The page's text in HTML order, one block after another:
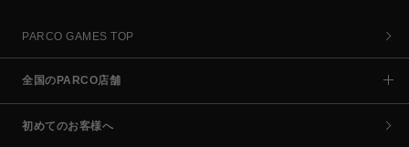
PARCO GAMES TOP
全国のPARCO店舗
初めてのお客様へ